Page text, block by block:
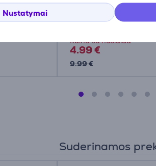
Nustatymai
kilimėlis
956-000051
Kaina su nuolaida
4.99 €
9.99 €
Suderinamos